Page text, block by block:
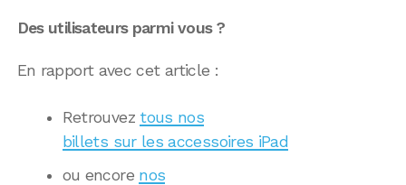
Des utilisateurs parmi vous ?
En rapport avec cet article :
Retrouvez tous nos
billets sur les accessoires iPad
ou encore nos